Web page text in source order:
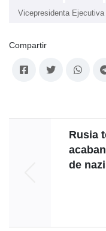
Vicepresidenta
Compartir
Rusia
de